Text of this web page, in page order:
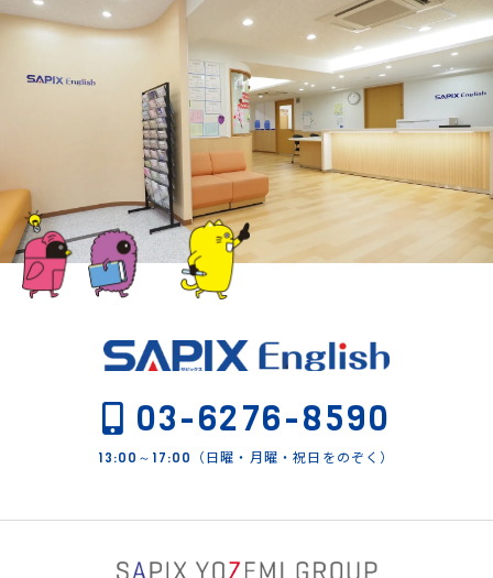
03-6276-8590
13:00～17:00 （日曜・月曜・祝日をのぞく）